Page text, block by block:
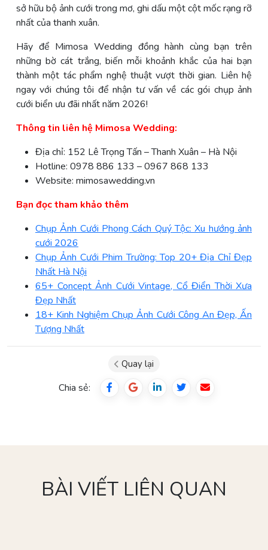
sở hữu bộ ảnh cưới trong mơ, ghi dấu một cột mốc rạng rỡ
nhất của thanh xuân.
Hãy để Mimosa Wedding đồng hành cùng bạn trên
những bờ cát trắng, biến mỗi khoảnh khắc của hai bạn
thành một tác phẩm nghệ thuật vượt thời gian. Liên hệ
ngay với chúng tôi để nhận tư vấn về các gói chụp ảnh
cưới biển ưu đãi nhất năm 2026!
Thông tin liên hệ Mimosa Wedding:
Địa chỉ: 152 Lê Trọng Tấn – Thanh Xuân – Hà Nội
Hotline: 0978 886 133 – 0967 868 133
Website: mimosawedding.vn
Bạn đọc tham khảo thêm
Chụp Ảnh Cưới Phong Cách Quý Tộc: Xu hướng ảnh
cưới 2026
Chụp Ảnh Cưới Phim Trường: Top 20+ Địa Chỉ Đẹp
Nhất Hà Nội
65+ Concept Ảnh Cưới Vintage, Cổ Điển Thời Xưa
Đẹp Nhất
18+ Kinh Nghiệm Chụp Ảnh Cưới Công An Đẹp, Ấn
Tượng Nhất
Quay lại
Chia sẻ:
BÀI VIẾT LIÊN QUAN